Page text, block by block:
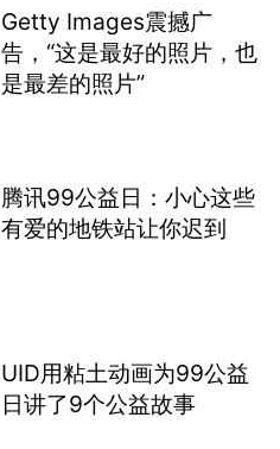
Getty Images震撼广
告，“这是最好的照片，也
是最差的照片”
腾讯99公益日：小心这些
有爱的地铁站让你迟到
UID用粘土动画为99公益
日讲了9个公益故事